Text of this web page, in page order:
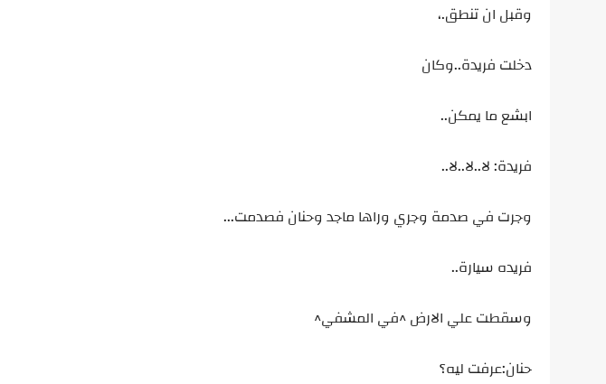
وقبل ان تنطق.،
دخلت فريدة..وكان
ابشع ما يمكن..
فريدة: لا..لا..لا..
وجرت في صدمة وجري وراها ماجد وحنان فصدمت...
فريده سيارة..
وسقطت علي الارض ^في المشفي^
حنان:عرفت ليه؟